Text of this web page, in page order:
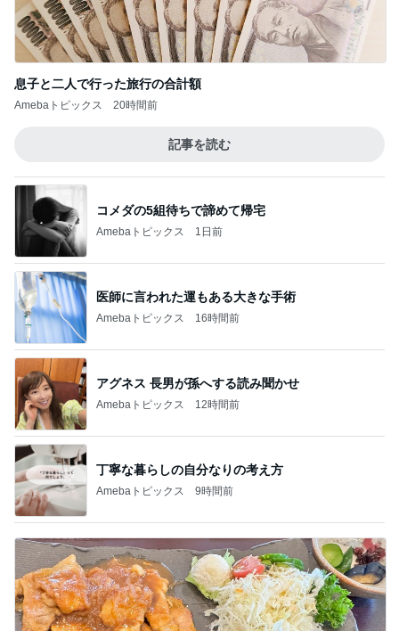
息子と二人で行った旅行の合計額
Amebaトピックス 20時間前
記事を読む
コメダの5組待ちで諦めて帰宅
Amebaトピックス 1日前
医師に言われた運もある大きな手術
Amebaトピックス 16時間前
アグネス 長男が孫へする読み聞かせ
Amebaトピックス 12時間前
丁寧な暮らしの自分なりの考え方
Amebaトピックス 9時間前